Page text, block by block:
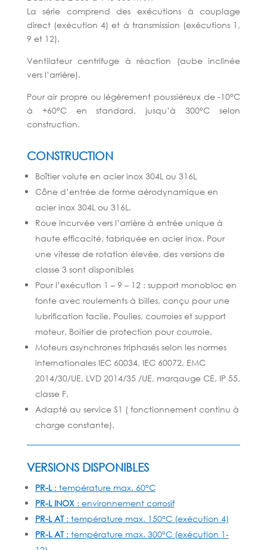
La série comprend des exécutions à couplage
direct (exécution 4) et à transmission (exécutions 1,
9 et 12).
Ventilateur centrifuge à réaction (aube inclinée
vers l’arrière).
Pour air propre ou légèrement poussiéreux de -10°C
à +60°C en standard, jusqu’à 300°C selon
construction.
CONSTRUCTION
Boîtier volute en acier inox 304L ou 316L
Cône d’entrée de forme aérodynamique en
acier inox 304L ou 316L.
Roue incurvée vers l’arrière à entrée unique à
haute efficacité, fabriquée en acier inox. Pour
une vitesse de rotation élevée, des versions de
classe 3 sont disponibles
Pour l’exécution 1 – 9 – 12 : support monobloc en
fonte avec roulements à billes, conçu pour une
lubrification facile. Poulies, courroies et support
moteur. Boitier de protection pour courroie.
Moteurs asynchrones triphasés selon les normes
internationales IEC 60034, IEC 60072, EMC
2014/30/UE, LVD 2014/35 /UE, marqauge CE, IP 55,
classe F,
Adapté au service S1 ( fonctionnement continu à
charge constante).
VERSIONS DISPONIBLES
PR-L: température max. 60°C
PR-L INOX: environnement corrosif
PR-L AT: température max. 150°C (exécution 4)
PR-L AT: température max. 300°C (exécution 1-